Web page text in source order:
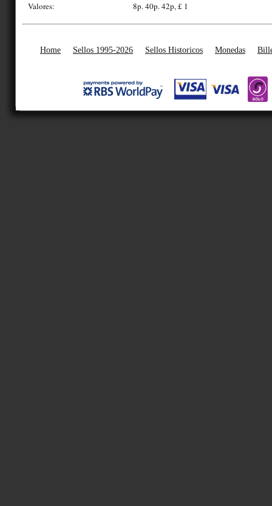
Valores:
8p. 40p. 42p, £ 1
Home Sellos 1995-2026 Sellos Historicos Monedas